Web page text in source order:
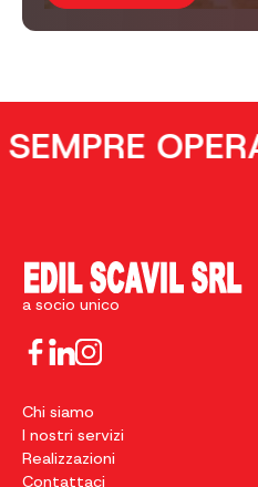
OPERATIVO.
a socio unico
Chi siamo
I nostri servizi
Realizzazioni
Contattaci